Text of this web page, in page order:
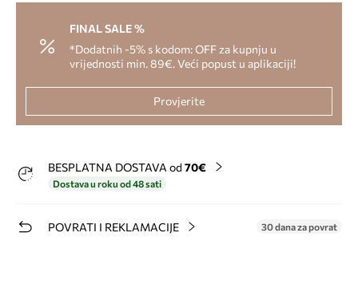
FINAL SALE %
*Dodatnih -5% s kodom: OFF za kupnju u
vrijednosti min. 89€. Veći popust u aplikaciji!
Provjerite
BESPLATNA DOSTAVA od 70€
Dostava u roku od 48 sati
POVRATI I REKLAMACIJE 30 dana za povrat